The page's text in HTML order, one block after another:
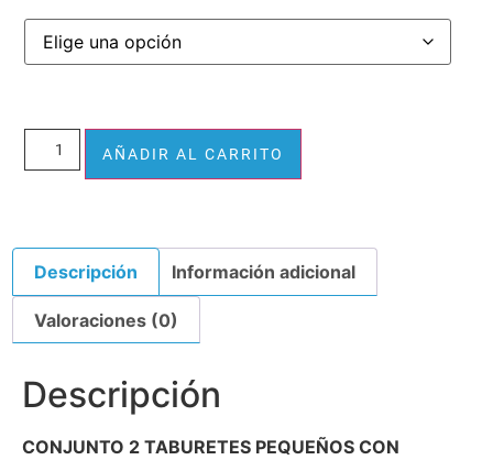
AÑADIR AL CARRITO
Descripción Información adicional
Valoraciones (0)
Descripción
CONJUNTO 2 TABURETES PEQUEÑOS CON